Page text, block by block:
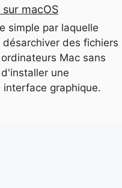
macOS
simple par laquelle
désarchiver des fichiers
Mac sans
une
interface graphique.